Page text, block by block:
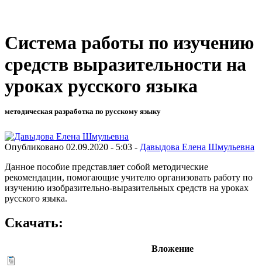
Система работы по изучению
средств выразительности на
уроках русского языка
методическая разработка по русскому языку
Опубликовано 02.09.2020 - 5:03 - Давыдова Елена Шмульевна
Данное пособие представляет собой методические
рекомендации, помогающие учителю организовать работу по
изучению изобразительно-выразительных средств на уроках
русского языка.
Скачать:
Вложение